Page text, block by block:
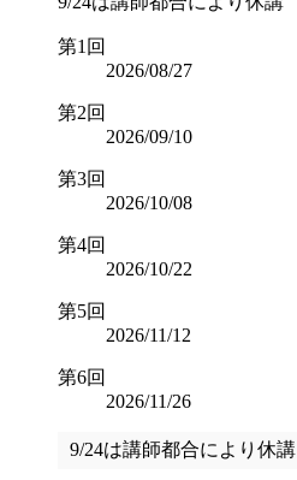
第1回
2026/08/27
第2回
2026/09/10
第3回
2026/10/08
第4回
2026/10/22
第5回
2026/11/12
第6回
2026/11/26
9/24は講師都合により休講